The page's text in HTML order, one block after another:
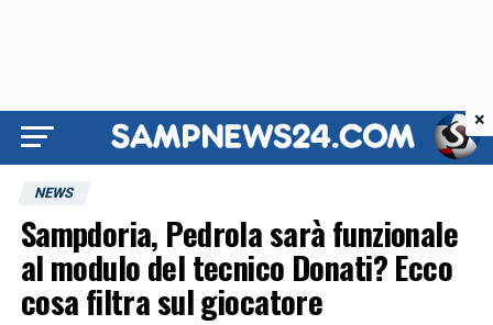
NEWS
Sampdoria, Pedrola sarà funzionale
al modulo del tecnico Donati? Ecco
cosa filtra sul giocatore
×